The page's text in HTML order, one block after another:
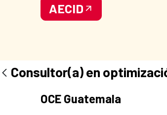
AECID
Consultor(a) en
Ad section:
OCE Guatemala